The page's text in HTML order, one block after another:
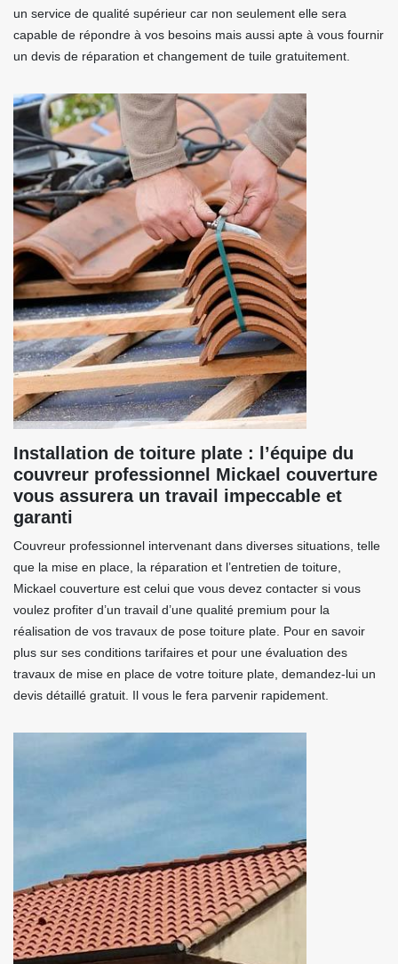
un service de qualité supérieur car non seulement elle sera
capable de répondre à vos besoins mais aussi apte à vous fournir
un devis de réparation et changement de tuile gratuitement.
Installation de toiture plate : l’équipe du
couvreur professionnel Mickael couverture
vous assurera un travail impeccable et
garanti
Couvreur professionnel intervenant dans diverses situations, telle
que la mise en place, la réparation et l’entretien de toiture,
Mickael couverture est celui que vous devez contacter si vous
voulez profiter d’un travail d’une qualité premium pour la
réalisation de vos travaux de pose toiture plate. Pour en savoir
plus sur ses conditions tarifaires et pour une évaluation des
travaux de mise en place de votre toiture plate, demandez-lui un
devis détaillé gratuit. Il vous le fera parvenir rapidement.